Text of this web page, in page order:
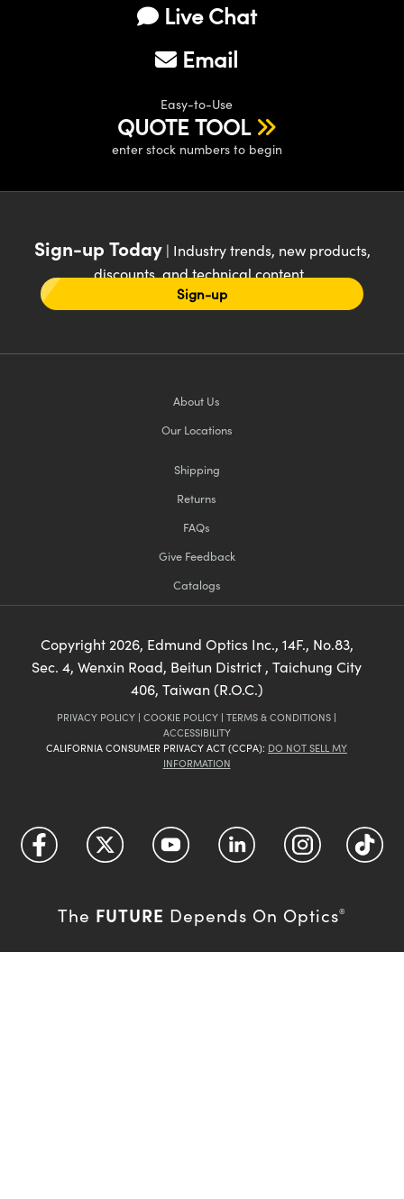
Live Chat
Email
Easy-to-Use
QUOTE TOOL
enter stock numbers to begin
Sign-up Today| Industry trends, new products,
discounts, and technical content
Sign-up
About Us
Our Locations
Shipping
Returns
FAQs
Give Feedback
Catalogs
Copyright 2026, Edmund Optics Inc., 14F., No.83,
Sec. 4, Wenxin Road, Beitun District , Taichung City
406, Taiwan (R.O.C.)
PRIVACY POLICY | COOKIE POLICY | TERMS & CONDITIONS |
ACCESSIBILITY
CALIFORNIA CONSUMER PRIVACY ACT (CCPA): DO NOT SELL MY
INFORMATION
The FUTURE Depends On Optics®